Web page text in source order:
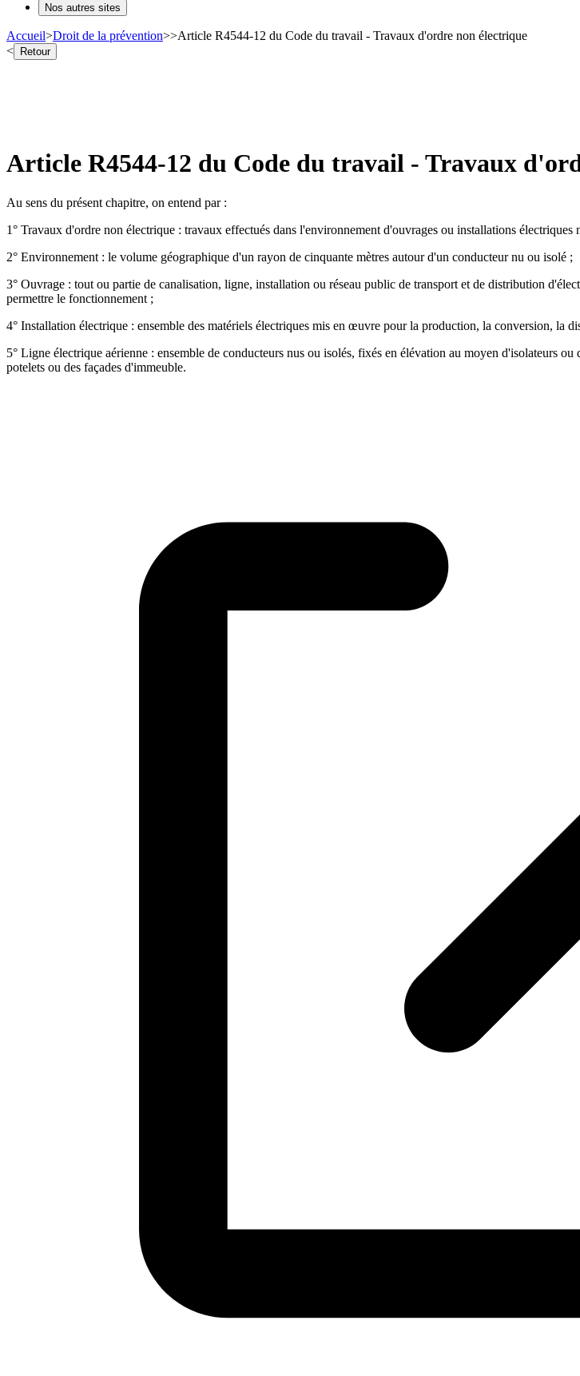
Nos autres sites
Accueil>Droit de la prévention>>Article R4544-12 du Code du travail - Travaux d'ordre non électrique
< Retour
Article R4544-12 du Code du travail - Travaux
Au sens du présent chapitre, on entend par :
1° Travaux d'ordre non électrique : travaux effectués dans l'environnement d'ouvrages ou installations électriques
2° Environnement : le volume géographique d'un rayon de cinquante mètres autour d'un conducteur nu ou isolé ;
3° Ouvrage : tout ou partie de canalisation, ligne, installation ou réseau public de transport et de distribution
permettre le fonctionnement ;
4° Installation électrique : ensemble des matériels électriques mis en œuvre pour la production, la conversion, la
5° Ligne électrique aérienne : ensemble de conducteurs nus ou isolés, fixés en élévation au moyen d'isolateurs
potelets ou des façades d'immeuble.